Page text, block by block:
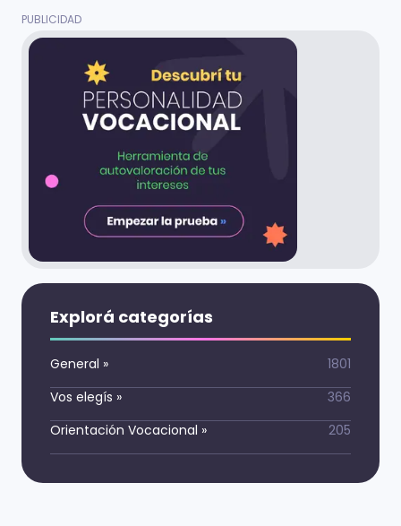
Explorá categorías
General »
1801
Vos elegís »
366
Orientación Vocacional » 205